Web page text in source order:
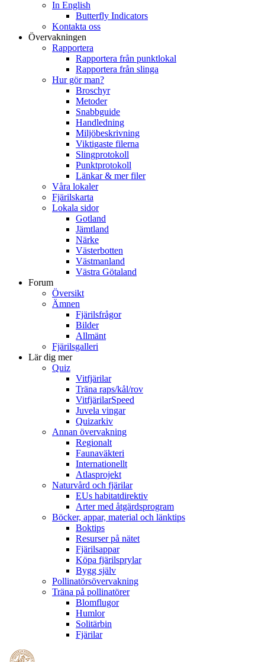
In English
Butterfly Indicators
Kontakta oss
Övervakningen
Rapportera
Rapportera från punktlokal
Rapportera från slinga
Hur gör man?
Broschyr
Metoder
Snabbguide
Handledning
Miljöbeskrivning
Viktigaste filerna
Slingprotokoll
Punktprotokoll
Länkar & mer filer
Våra lokaler
Fjärilskarta
Lokala sidor
Gotland
Jämtland
Närke
Västerbotten
Västmanland
Västra Götaland
Forum
Översikt
Ämnen
Fjärilsfrågor
Bilder
Allmänt
Fjärilsgalleri
Lär dig mer
Quiz
Vitfjärilar
Träna raps/kål/rov
VitfjärilarSpeed
Juvela vingar
Quizarkiv
Annan övervakning
Regionalt
Faunaväkteri
Internationellt
Atlasprojekt
Naturvård och fjärilar
EUs habitatdirektiv
Arter med åtgärdsprogram
Böcker, appar, material och länktips
Boktips
Resurser på nätet
Fjärilsappar
Köpa fjärilsprylar
Bygg själv
Pollinatörsövervakning
Träna på pollinatörer
Blomflugor
Humlor
Solitärbin
Fjärilar